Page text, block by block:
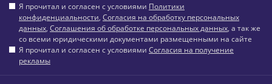
Я прочитал и согласен с условиями Политики
конфиденциальности, Согласия на обработку персональных
данных, Соглашения об обработке персональных данных, а так же
со всеми юридическими документами размещенными на сайте
Я прочитал и согласен с условиями Согласия на получение
рекламы